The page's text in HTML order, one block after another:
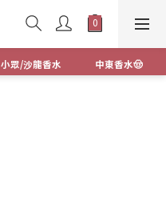
小眾/沙龍香水 中東香水🤠